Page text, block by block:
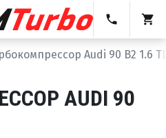
Audi 90 B2 1.6
AUDI 90